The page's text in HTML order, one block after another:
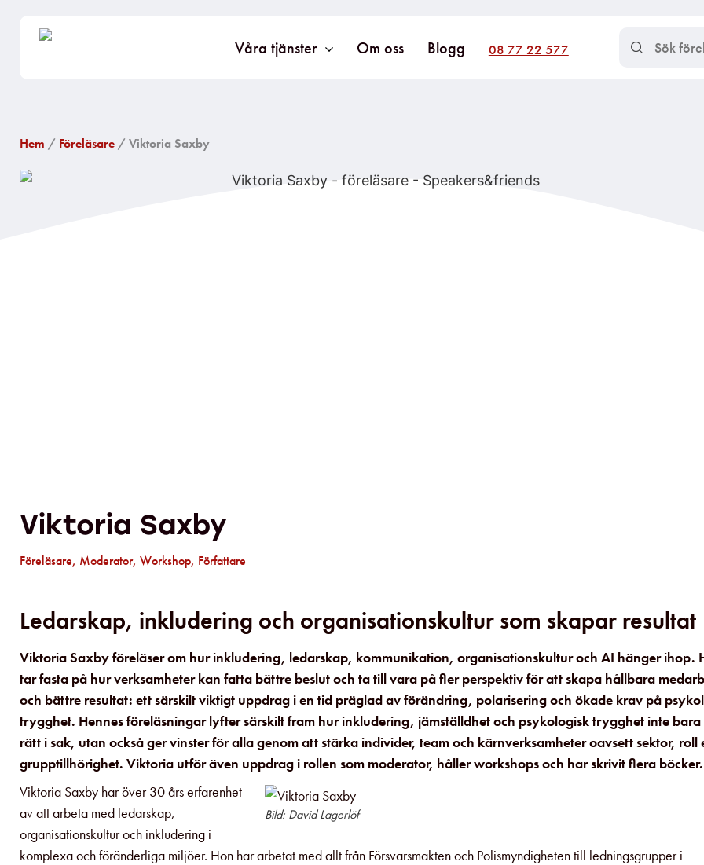
Våra tjänster Om oss Blogg 08 77 22 577
Hem / Föreläsare / Viktoria Saxby
Viktoria Saxby
Föreläsare, Moderator, Workshop, Författare
Ledarskap, inkludering och organisationskultur som skapar resultat
Viktoria Saxby föreläser om hur inkludering, ledarskap, kommunikation, organisationskultur och AI hänger ihop.
tar fasta på hur verksamheter kan fatta bättre beslut och ta till vara på fler perspektiv för att skapa hållbara
och bättre resultat: ett särskilt viktigt uppdrag i en tid präglad av förändring, polarisering och ökade krav på
trygghet. Hennes föreläsningar lyfter särskilt fram hur inkludering, jämställdhet och psykologisk trygghet inte bara
rätt i sak, utan också ger vinster för alla genom att stärka individer, team och kärnverksamheter oavsett sektor, roll
grupptillhörighet. Viktoria utför även uppdrag i rollen som moderator, håller workshops och har skrivit flera
Bild: David Lagerlöf
Viktoria Saxby har över 30 års erfarenhet
av att arbeta med ledarskap,
organisationskultur och inkludering i
komplexa och föränderliga miljöer. Hon har arbetat med allt från Försvarsmakten och Polismyndigheten till ledningsgrupper i